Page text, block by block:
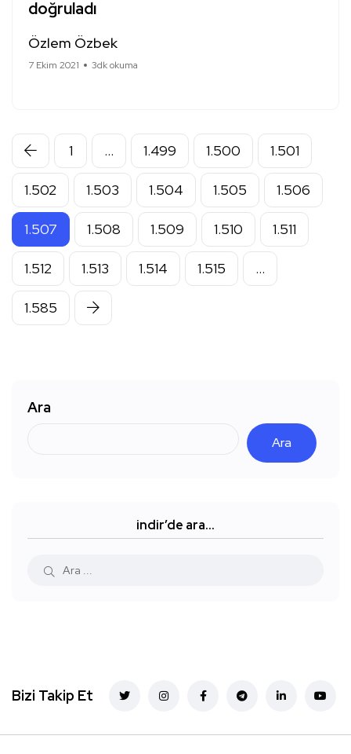
doğruladı
Özlem Özbek
7 Ekim 2021 3dk okuma
1 … 1.499 1.500 1.501
1.502 1.503 1.504 1.505 1.506
1.507 1.508 1.509 1.510 1.511
1.512 1.513 1.514 1.515 …
1.585
Ara
Ara
indir’de ara…
Bizi Takip Et